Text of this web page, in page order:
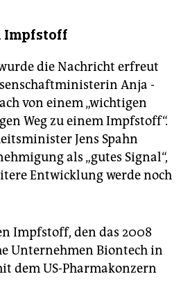
Impfstoff
die Nachricht erfreut
Anja
von einem „wichtigen
Weg zu einem Impfstoff“.
Jens Spahn
als „gutes Signal“,
Entwicklung werde noch
Impfstoff, den das 2008
Unternehmen Biontech in
dem US-Pharmakonzern